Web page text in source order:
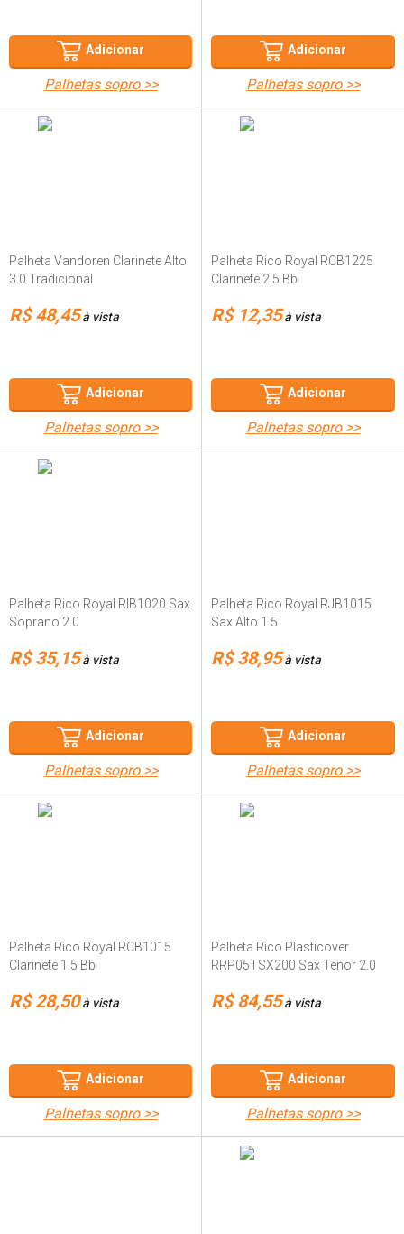
Adicionar
palhetas sopro >>
Adicionar
palhetas sopro >>
Palheta Vandoren Clarinete Alto
3.0 Tradicional
R$ 48,45à vista
Adicionar
palhetas sopro >>
Palheta Rico Royal RCB1225
Clarinete 2.5 Bb
R$ 12,35à vista
Adicionar
palhetas sopro >>
Palheta Rico Royal RIB1020 Sax
Soprano 2.0
R$ 35,15à vista
Adicionar
palhetas sopro >>
Palheta Rico Royal RJB1015
Sax Alto 1.5
R$ 38,95à vista
Adicionar
palhetas sopro >>
Palheta Rico Royal RCB1015
Clarinete 1.5 Bb
R$ 28,50à vista
Adicionar
palhetas sopro >>
Palheta Rico Plasticover
RRP05TSX200 Sax Tenor 2.0
R$ 84,55à vista
Adicionar
palhetas sopro >>